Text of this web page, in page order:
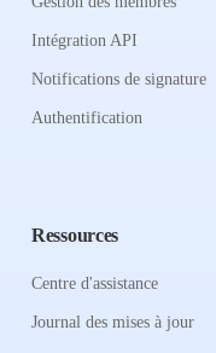
Intégration API
Notifications de signature
Authentification
Ressources
Centre d'assistance
Journal des mises à jour